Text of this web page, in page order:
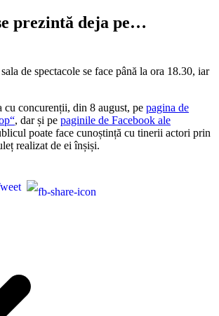
prezintă deja pe…
de spectacole se face până la ora 18.30, iar
cu concurenții, din 8 august, pe pagina de
, dar și pe paginile de Facebook ale
poate face cunoștință cu tinerii actori prin
realizat de ei înșiși.